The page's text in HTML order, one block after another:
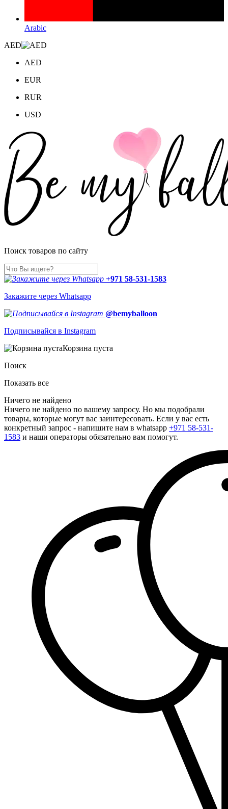
Arabic
AED
AED
EUR
RUR
USD
Поиск товаров по сайту
+971 58-531-1583
Закажите через Whatsapp
@bemyballoon
Подписывайся в Instagram
Корзина пуста
Поиск
Показать все
Ничего не найдено
Ничего не найдено по вашему запросу. Но мы подобрали
товары, которые могут вас заинтересовать. Если у вас есть
конкретный запрос - напишите нам в whatsapp +971 58-531-
1583 и наши операторы обязательно вам помогут.